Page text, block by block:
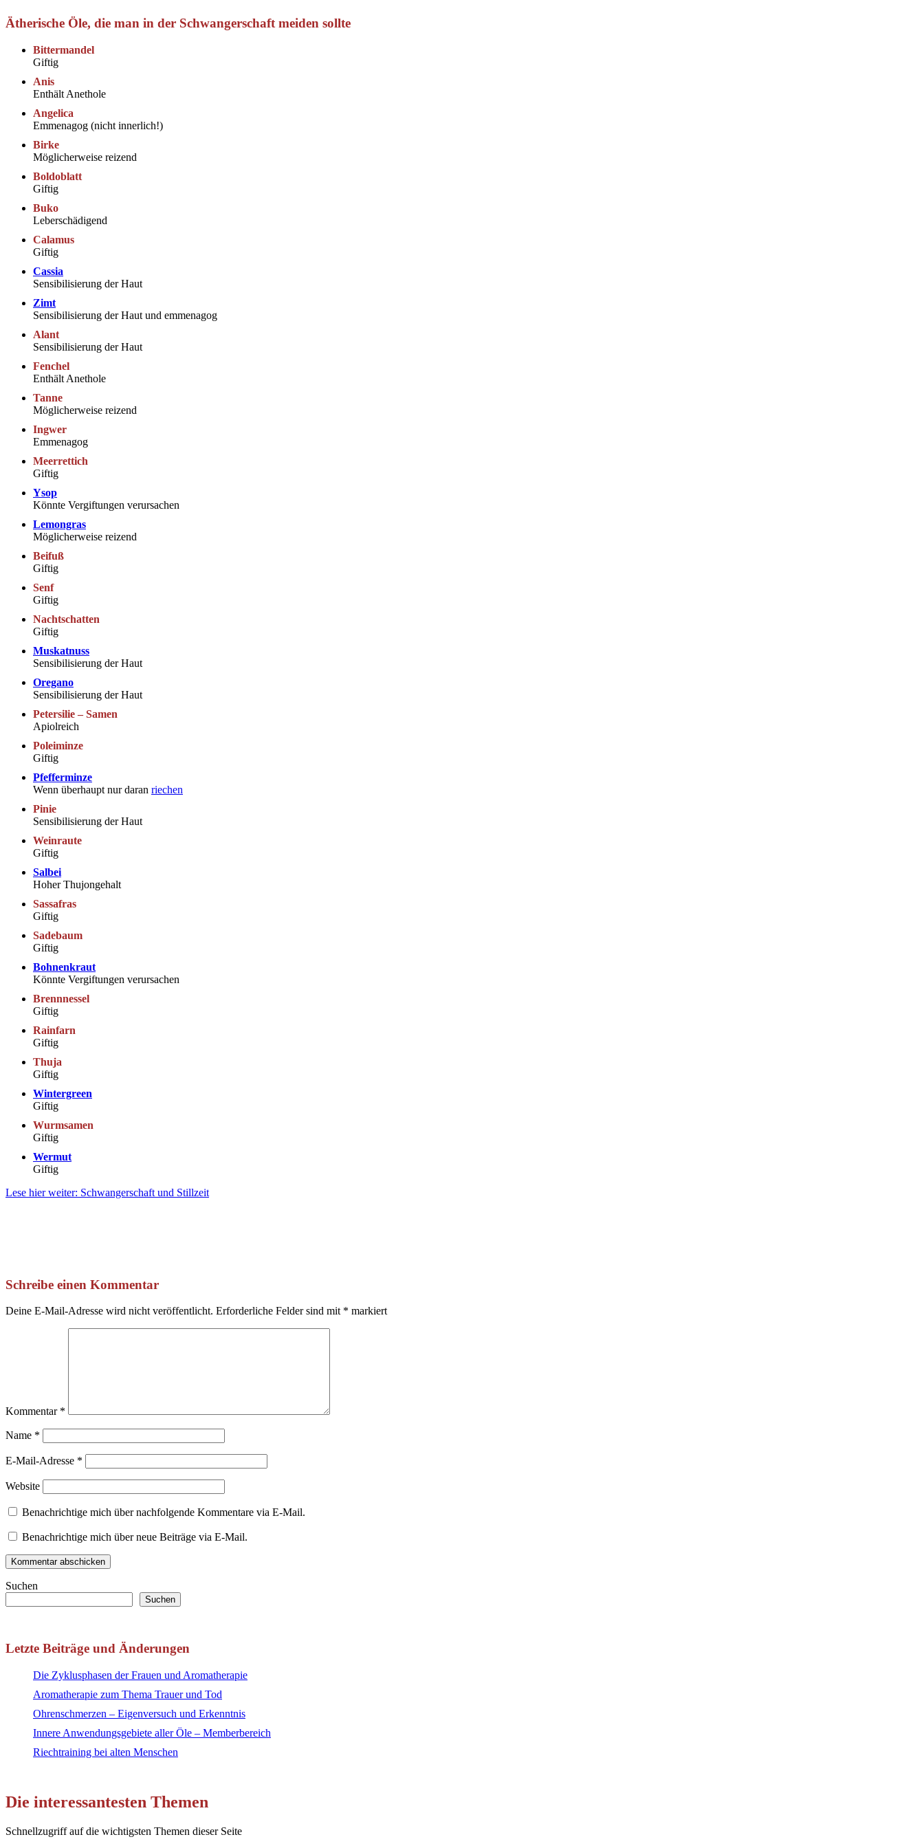
Ätherische Öle, die man in der Schwangerschaft meiden sollte
Bittermandel
Giftig
Anis
Enthält Anethole
Angelica
Emmenagog (nicht innerlich!)
Birke
Möglicherweise reizend
Boldoblatt
Giftig
Buko
Leberschädigend
Calamus
Giftig
Cassia
Sensibilisierung der Haut
Zimt
Sensibilisierung der Haut und emmenagog
Alant
Sensibilisierung der Haut
Fenchel
Enthält Anethole
Tanne
Möglicherweise reizend
Ingwer
Emmenagog
Meerrettich
Giftig
Ysop
Könnte Vergiftungen verursachen
Lemongras
Möglicherweise reizend
Beifuß
Giftig
Senf
Giftig
Nachtschatten
Giftig
Muskatnuss
Sensibilisierung der Haut
Oregano
Sensibilisierung der Haut
Petersilie – Samen
Apiolreich
Poleiminze
Giftig
Pfefferminze
Wenn überhaupt nur daran riechen
Pinie
Sensibilisierung der Haut
Weinraute
Giftig
Salbei
Hoher Thujongehalt
Sassafras
Giftig
Sadebaum
Giftig
Bohnenkraut
Könnte Vergiftungen verursachen
Brennnessel
Giftig
Rainfarn
Giftig
Thuja
Giftig
Wintergreen
Giftig
Wurmsamen
Giftig
Wermut
Giftig
Lese hier weiter: Schwangerschaft und Stillzeit
Schreibe einen Kommentar
Deine E-Mail-Adresse wird nicht veröffentlicht. Erforderliche Felder sind mit * markiert
Kommentar *
Name *
E-Mail-Adresse *
Website
Benachrichtige mich über nachfolgende Kommentare via E-Mail.
Benachrichtige mich über neue Beiträge via E-Mail.
Suchen
Suchen
Letzte Beiträge und Änderungen
Die Zyklusphasen der Frauen und Aromatherapie
Aromatherapie zum Thema Trauer und Tod
Ohrenschmerzen – Eigenversuch und Erkenntnis
Innere Anwendungsgebiete aller Öle – Memberbereich
Riechtraining bei alten Menschen
Die interessantesten Themen
Schnellzugriff auf die wichtigsten Themen dieser Seite